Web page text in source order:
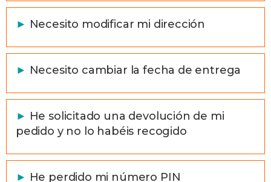
► Necesito modificar mi dirección
► Necesito cambiar la fecha de entrega
► He solicitado una devolución de mi
pedido y no lo habéis recogido
► He perdido mi número PIN